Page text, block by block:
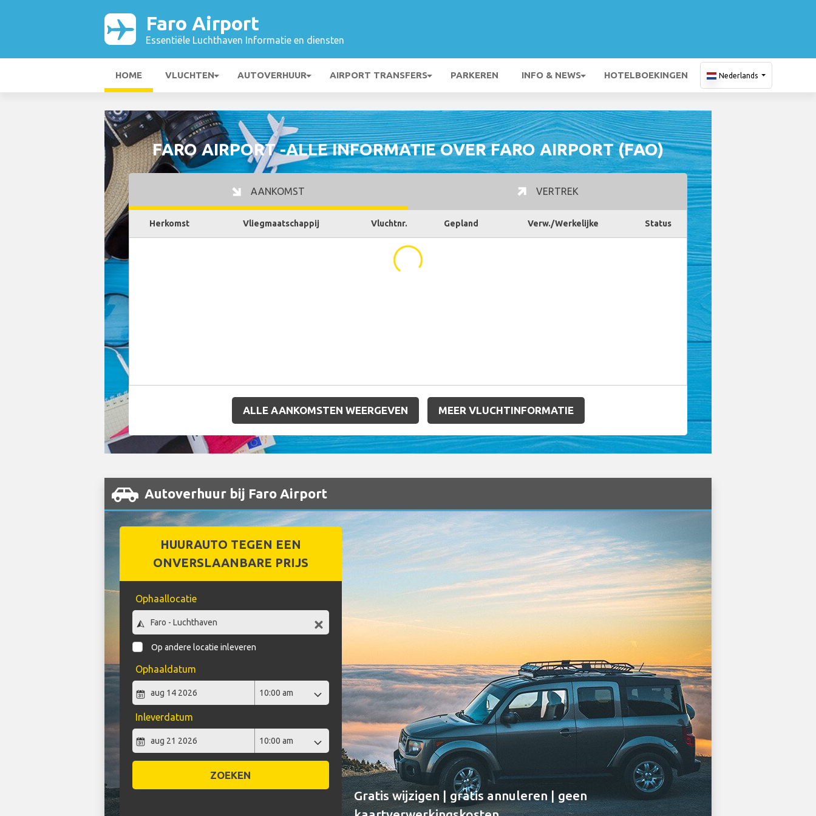
Faro Airport
Essentiële Luchthaven Informatie en diensten
HOME VLUCHTEN AUTOVERHUUR AIRPORT TRANSFERS PARKEREN INFO & NEWS HOTELBOEKINGEN Nederlands
FARO AIRPORT -ALLE INFORMATIE OVER FARO AIRPORT (FAO)
AANKOMST VERTREK
Herkomst Vliegmaatschappij Vluchtnr. Gepland Verw./Werkelijke Status
...
ALLE AANKOMSTEN WEERGEVEN MEER VLUCHTINFORMATIE
Autoverhuur bij Faro Airport
HUURAUTO TEGEN EEN
ONVERSLAANBARE PRIJS
Ophaallocatie
Op andere locatie inleveren
Ophaaldatum
Inleverdatum
ZOEKEN
Gratis wijzigen | gratis annuleren | geen